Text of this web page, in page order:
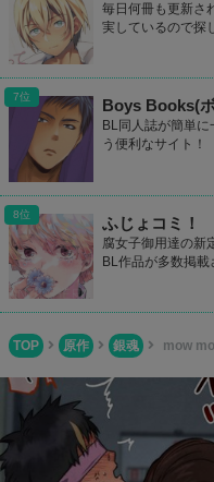
毎日何冊も更新さ
実しているので探
Boys Books(
BL同人誌が簡単
う便利なサイト！
ふじょコミ！
腐女子御用達の新
BL作品が多数掲載
TOP 原作 銀魂 mow